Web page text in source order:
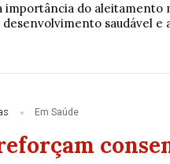
importância do
desenvolvimento saudável
Em Saúde